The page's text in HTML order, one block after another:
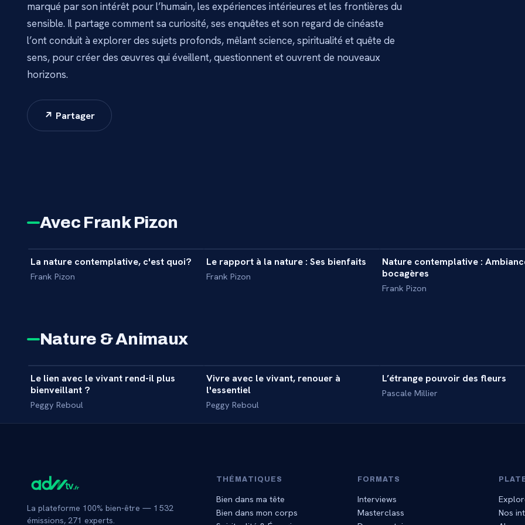
marqué par son intérêt pour l’humain, les expériences intérieures et les frontières du
sensible. Il partage comment sa curiosité, ses enquêtes et son regard de cinéaste
l’ont conduit à explorer des sujets profonds, mêlant science, spiritualité et quête de
sens, pour créer des œuvres qui éveillent, questionnent et ouvrent de nouveaux
horizons.
↗ Partager
Avec Frank Pizon
INTERVIEW
La nature contemplative, c'est quoi?
Frank Pizon
INTERVIEW
Le rapport à la nature : Ses bienfaits
Frank Pizon
DOCUMENTAIRE
Nature contemplative :
bocagères
Frank Pizon
Nature & Animaux
INTERVIEW
Le lien avec le vivant rend-il plus
bienveillant ?
Peggy Reboul
INTERVIEW
Vivre avec le vivant, renouer à
l'essentiel
Peggy Reboul
INTERVIEW
L’étrange pouvoir des fleurs
Pascale Millier
La plateforme 100% bien-être — 1 532
émissions, 271 experts.
THÉMATIQUES
Bien dans ma tête
Bien dans mon corps
FORMATS
Interviews
Masterclass
Nos